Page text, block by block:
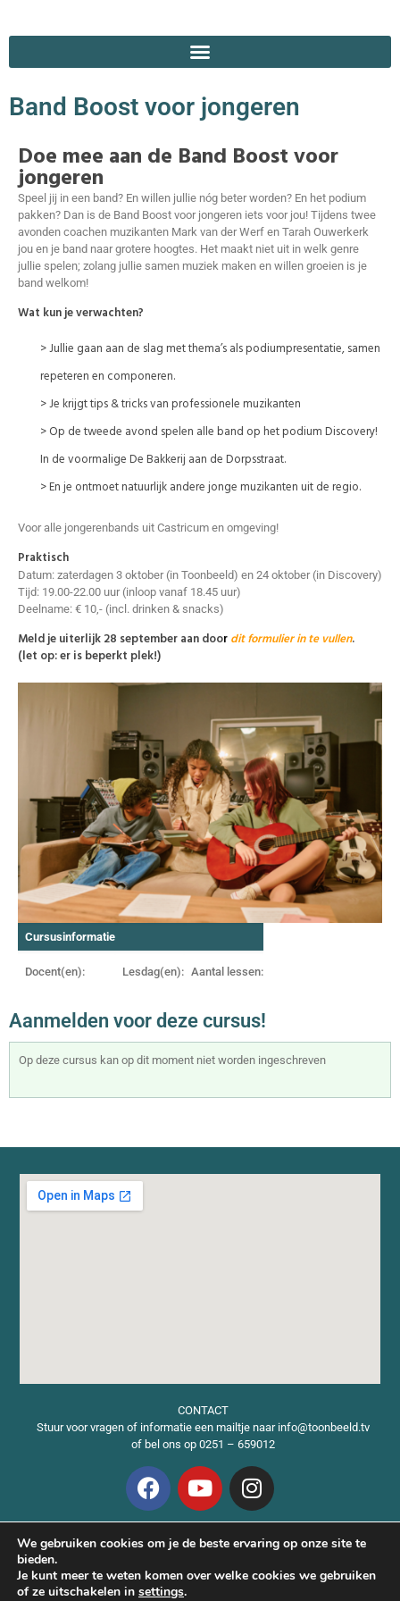
Band Boost voor jongeren
Doe mee aan de Band Boost voor
jongeren
Speel jij in een band? En willen jullie nóg beter worden? En het podium
pakken? Dan is de Band Boost voor jongeren iets voor jou! Tijdens twee
avonden coachen muzikanten Mark van der Werf en Tarah Ouwerkerk
jou en je band naar grotere hoogtes. Het maakt niet uit in welk genre
jullie spelen; zolang jullie samen muziek maken en willen groeien is je
band welkom!
Wat kun je verwachten?
> Jullie gaan aan de slag met thema’s als podiumpresentatie, samen
repeteren en componeren.
> Je krijgt tips & tricks van professionele muzikanten
> Op de tweede avond spelen alle band op het podium Discovery!
In de voormalige De Bakkerij aan de Dorpsstraat.
> En je ontmoet natuurlijk andere jonge muzikanten uit de regio.
Voor alle jongerenbands uit Castricum en omgeving!
Praktisch
Datum: zaterdagen 3 oktober (in Toonbeeld) en 24 oktober (in Discovery)
Tijd: 19.00-22.00 uur (inloop vanaf 18.45 uur)
Deelname: € 10,- (incl. drinken & snacks)
Meld je uiterlijk 28 september aan doordit formulier in te vullen.
(let op: er is beperkt plek!)
Cursusinformatie
Docent(en): Lesdag(en): Aantal lessen:
Aanmelden voor deze cursus!
Op deze cursus kan op dit moment niet worden ingeschreven
CONTACT
Stuur voor vragen of informatie een mailtje naar info@toonbeeld.tv
of bel ons op 0251 – 659012
Vacatures
Algemene Voorwaarden
ANBI gegevens
We gebruiken cookies om je de beste ervaring op onze site te
bieden.
Je kunt meer te weten komen over welke cookies we gebruiken
of ze uitschakelen in settings.